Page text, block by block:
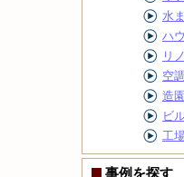
水
ハ
リ
空
造
ビ
工
事例を探す